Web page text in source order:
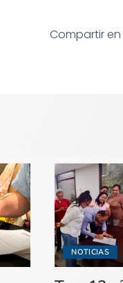
Compartir en
NOTICIAS